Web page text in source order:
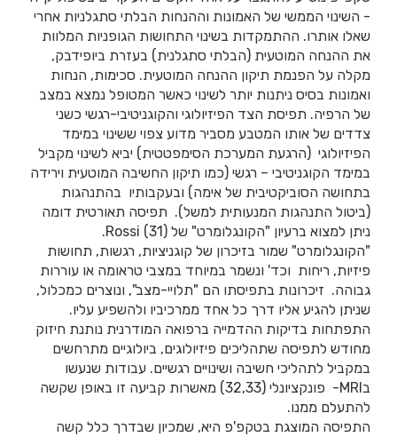
- השינוי הממשי של האמונות וההנחות הבלתי סתגלניות אחרי
שאלו אותרו. ההתמקדות בשינוי התחושות הגופניות המלוות
את ההנחה המוטעית (הבלתי סתגלנית) בעזרת ביופידבק,
מקלה על הפנמת תיקון ההנחה המוטעית. סכימות, הנחות
ואמונות בסיס ניתנות יותר לשינוי כאשר המטופל נמצא במצב
של הרפיה. תפיסת הצד הפיזיולוגי והקוגניטיבי-רגשי כשני
צדדים של אותו המטבע מסביר מדוע צפוי ששינוי במימד
הפיזיולוגי (הרגעת המערכת הסימפטטית) יביא לשינוי מקביל
במימד הקוגניטיבי – רגשי (כמו תיקון החשיבה המוטעית וירידה
בתחושה הסוביקטיבית של אימה) ובעקבותיו בהתנהגות
(ביטול התנהגות המנעותית למשל). תפיסה תאורטית דומה
ניתן למצוא ברעיון "הקונגלומרט" של Rossi (31).
"הקונגלומרט" שמור בזיכרון של קוגניציות, רגשות, תחושות
פיזיות, ריחות וכד' ונשמר במיוחד במצבי טראומה או עוררות
גבוהה. זיכרונות בתפיסתו הם "תלויי-מצב", ונוצרים כמכלול,
שניתן להגיע אליו דרך כל אחד ממרכיביו ולהשפיע עליו.
התפתחות בדיקות ההדמייה ברפואה המודרנית נותנת חיזוק
מחודש לתפיסה שתהליכים פיזיולוגים, ביולוגיים מתרחשים
במקביל לתהליכי חשיבה ושינויים רגשיים. עבודות שנעשו
בMRI- פונקציונלי (32,33) מאשרות קביעה זו באופן שקשה
להתעלם ממנו.
התפיסה המוצגת בטקפ'פ היא, שמכיון שבדרך כלל קשה